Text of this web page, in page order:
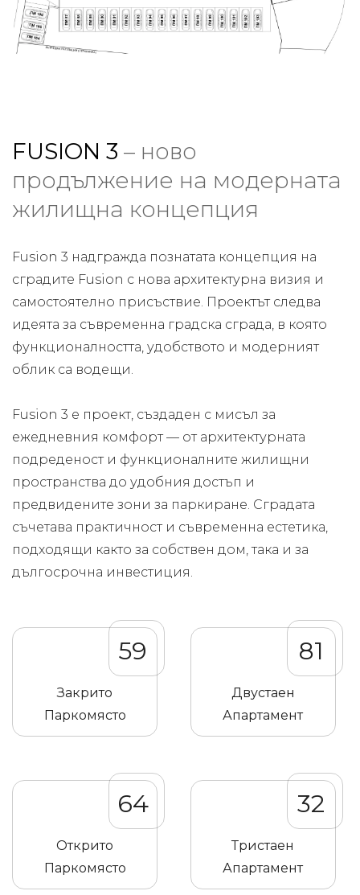
FUSION 3 – ново
продължение на модерната
жилищна концепция
Fusion 3 надгражда познатата концепция на
сградите Fusion с нова архитектурна визия и
самостоятелно присъствие. Проектът следва
идеята за съвременна градска сграда, в която
функционалността, удобството и модерният
облик са водещи.
Fusion 3 е проект, създаден с мисъл за
ежедневния комфорт — от архитектурната
подреденост и функционалните жилищни
пространства до удобния достъп и
предвидените зони за паркиране. Сградата
съчетава практичност и съвременна естетика,
подходящи както за собствен дом, така и за
дългосрочна инвестиция.
59
Закрито
Паркомясто
81
Двустаен
Апартамент
64
Открито
Паркомясто
32
Тристаен
Апартамент